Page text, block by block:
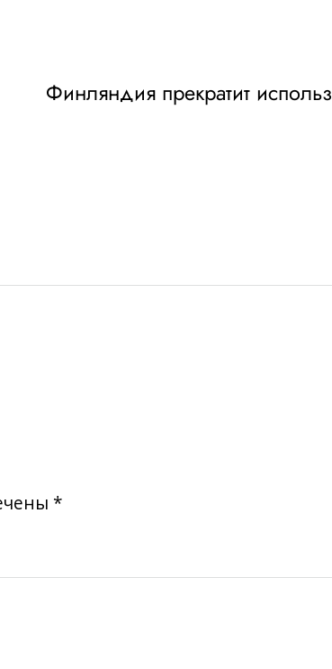
Финляндия прекратит
*